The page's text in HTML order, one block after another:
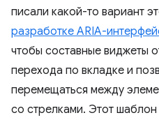
писали какой-то вариант
разработке ARIA-
чтобы составные виджеты
перехода по вкладке и
перемещаться между
со стрелками. Этот шаблон